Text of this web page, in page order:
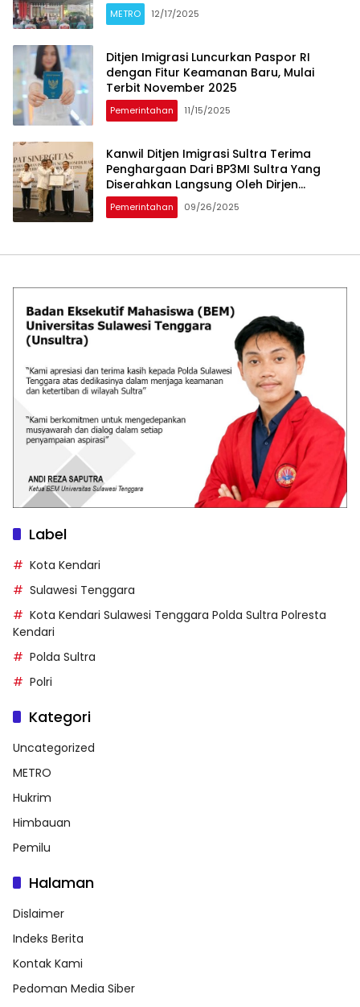
METRO 12/17/2025
‎Ditjen Imigrasi Luncurkan Paspor RI
dengan Fitur Keamanan Baru, Mulai
Terbit November 2025
Pemerintahan 11/15/2025
Kanwil Ditjen Imigrasi Sultra Terima
Penghargaan Dari BP3MI Sultra Yang
Diserahkan Langsung Oleh Dirjen
Pelindungan KP2MI
Pemerintahan 09/26/2025
Label
Kota Kendari
Sulawesi Tenggara
Kota Kendari Sulawesi Tenggara Polda Sultra Polresta
Kendari
Polda Sultra
Polri
Kategori
Uncategorized
METRO
Hukrim
Himbauan
Pemilu
Halaman
Dislaimer
Indeks Berita
Kontak Kami
Pedoman Media Siber